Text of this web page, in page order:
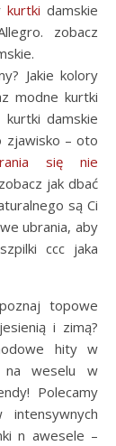
kurtki damskie
zobacz
Jakie kolory
modne kurtki
damskie
zjawisko – oto
się nie
jak dbać
są Ci
ubrania, aby
ccc jaka
topowe
i zimą?
hity w
na weselu w
Polecamy
n awesele –